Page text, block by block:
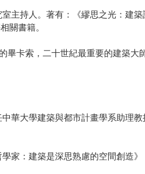
持人。著有：《繆思之光：建築
關書籍。
畢卡索，二十世紀最重要的建築
華大學建築與都市計畫學系助理
家：建築是深思熟慮的空間創造》